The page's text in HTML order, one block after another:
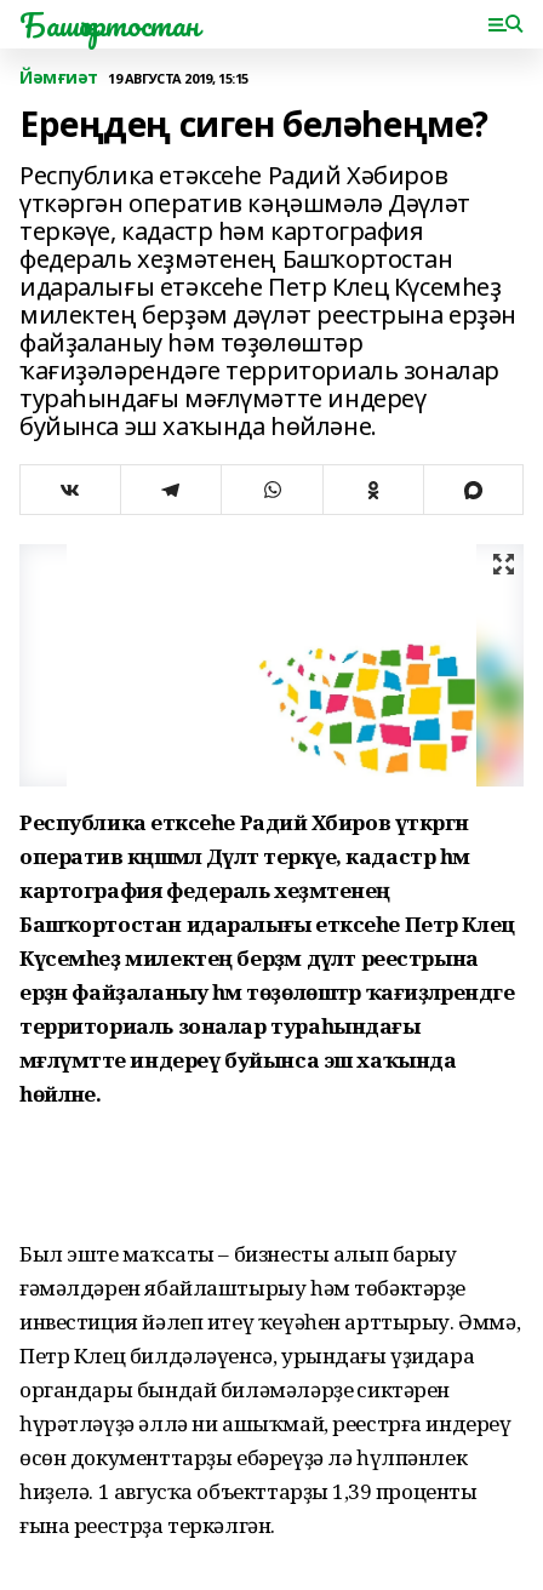
Башҡортостан
Йәмғиәт 19 АВГУСТА 2019, 15:15
Ереңдең сиген беләһеңме?
Республика етәксеһе Радий Хәбиров
үткәргән оператив кәңәшмәлә Дәүләт
теркәүе, кадастр һәм картография
федераль хеҙмәтенең Башҡортостан
идаралығы етәксеһе Петр Клец Күсемһеҙ
милектең берҙәм дәүләт реестрына ерҙән
файҙаланыу һәм төҙөлөштәр
ҡағиҙәләрендәге территориаль зоналар
тураһындағы мәғлүмәтте индереү
буйынса эш хаҡында һөйләне.
Республика етәксеһе Радий Хәбиров үткәргән
оператив кәңәшмәлә Дәүләт теркәүе, кадастр һәм
картография федераль хеҙмәтенең
Башҡортостан идаралығы етәксеһе Петр Клец
Күсемһеҙ милектең берҙәм дәүләт реестрына
ерҙән файҙаланыу һәм төҙөлөштәр ҡағиҙәләрендәге
территориаль зоналар тураһындағы
мәғлүмәтте индереү буйынса эш хаҡында
һөйләне.
Был эштең маҡсаты – бизнесты алып барыу
ғәмәлдәрен ябайлаштырыу һәм төбәктәрҙең
инвестиция йәлеп итеү ҡеүәһен арттырыу. Әммә,
Петр Клец билдәләүенсә, урындағы үҙидара
органдары бындай биләмәләрҙең сиктәрен
һүрәтләүҙә әллә ни ашыҡмай, реестрға индереү
өсөн документтарҙы ебәреүҙә лә һүлпәнлек
һиҙелә. 1 авгусҡа объекттарҙың 1,39 проценты
ғына реестрҙа теркәлгән.